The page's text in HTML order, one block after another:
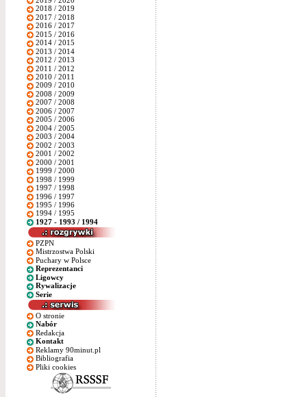
2018 / 2019
2017 / 2018
2016 / 2017
2015 / 2016
2014 / 2015
2013 / 2014
2012 / 2013
2011 / 2012
2010 / 2011
2009 / 2010
2008 / 2009
2007 / 2008
2006 / 2007
2005 / 2006
2004 / 2005
2003 / 2004
2002 / 2003
2001 / 2002
2000 / 2001
1999 / 2000
1998 / 1999
1997 / 1998
1996 / 1997
1995 / 1996
1994 / 1995
1927 - 1993 / 1994
PZPN
Mistrzostwa Polski
Puchary w Polsce
Reprezentanci
Ligowcy
Rywalizacje
Serie
O stronie
Nabór
Redakcja
Kontakt
Reklamy 90minut.pl
Bibliografia
Pliki cookies